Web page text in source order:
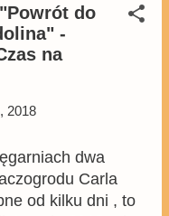
z Żeliborem
czy Pluto. Na
się paski z
. Łącznie
50 z
historii z
Caballeros był
do
-
na
2018
dwa
Carla
od kilku dni , to